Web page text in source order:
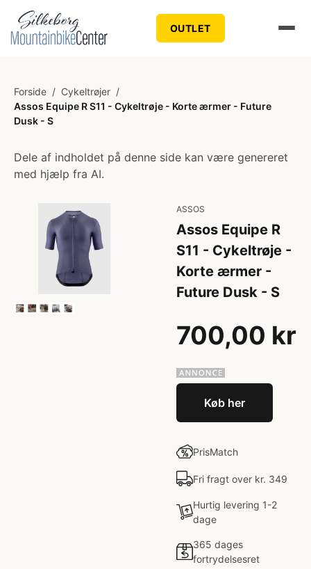
OUTLET
Forside / Cykeltrøjer /
Assos Equipe R S11 - Cykeltrøje - Korte ærmer - Future
Dusk - S
Dele af indholdet på denne side kan være genereret
med hjælp fra AI.
ASSOS
Assos Equipe R
S11 - Cykeltrøje -
Korte ærmer -
Future Dusk - S
700,00 kr
Køb her
PrisMatch
Fri fragt over kr. 349
Hurtig levering 1-2
dage
365 dages
fortrydelsesret